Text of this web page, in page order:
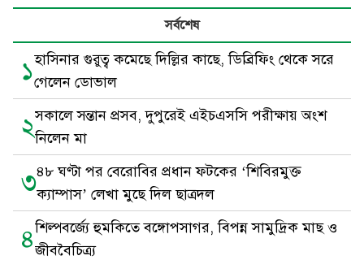
সর্বশেষ
১হাসিনার গুরুত্ব কমেছে দিল্লির কাছে, ডিব্রিফিং থেকে সরে
গেলেন ডোভাল
২সকালে সন্তান প্রসব, দুপুরেই এইচএসসি পরীক্ষায় অংশ
নিলেন মা
৩৪৮ ঘণ্টা পর বেরোবির প্রধান ফটকের ‘শিবিরমুক্ত
ক্যাম্পাস’ লেখা মুছে দিল ছাত্রদল
৪শিল্পবর্জ্যে হুমকিতে বঙ্গোপসাগর, বিপন্ন সামুদ্রিক মাছ ও
জীববৈচিত্র্য